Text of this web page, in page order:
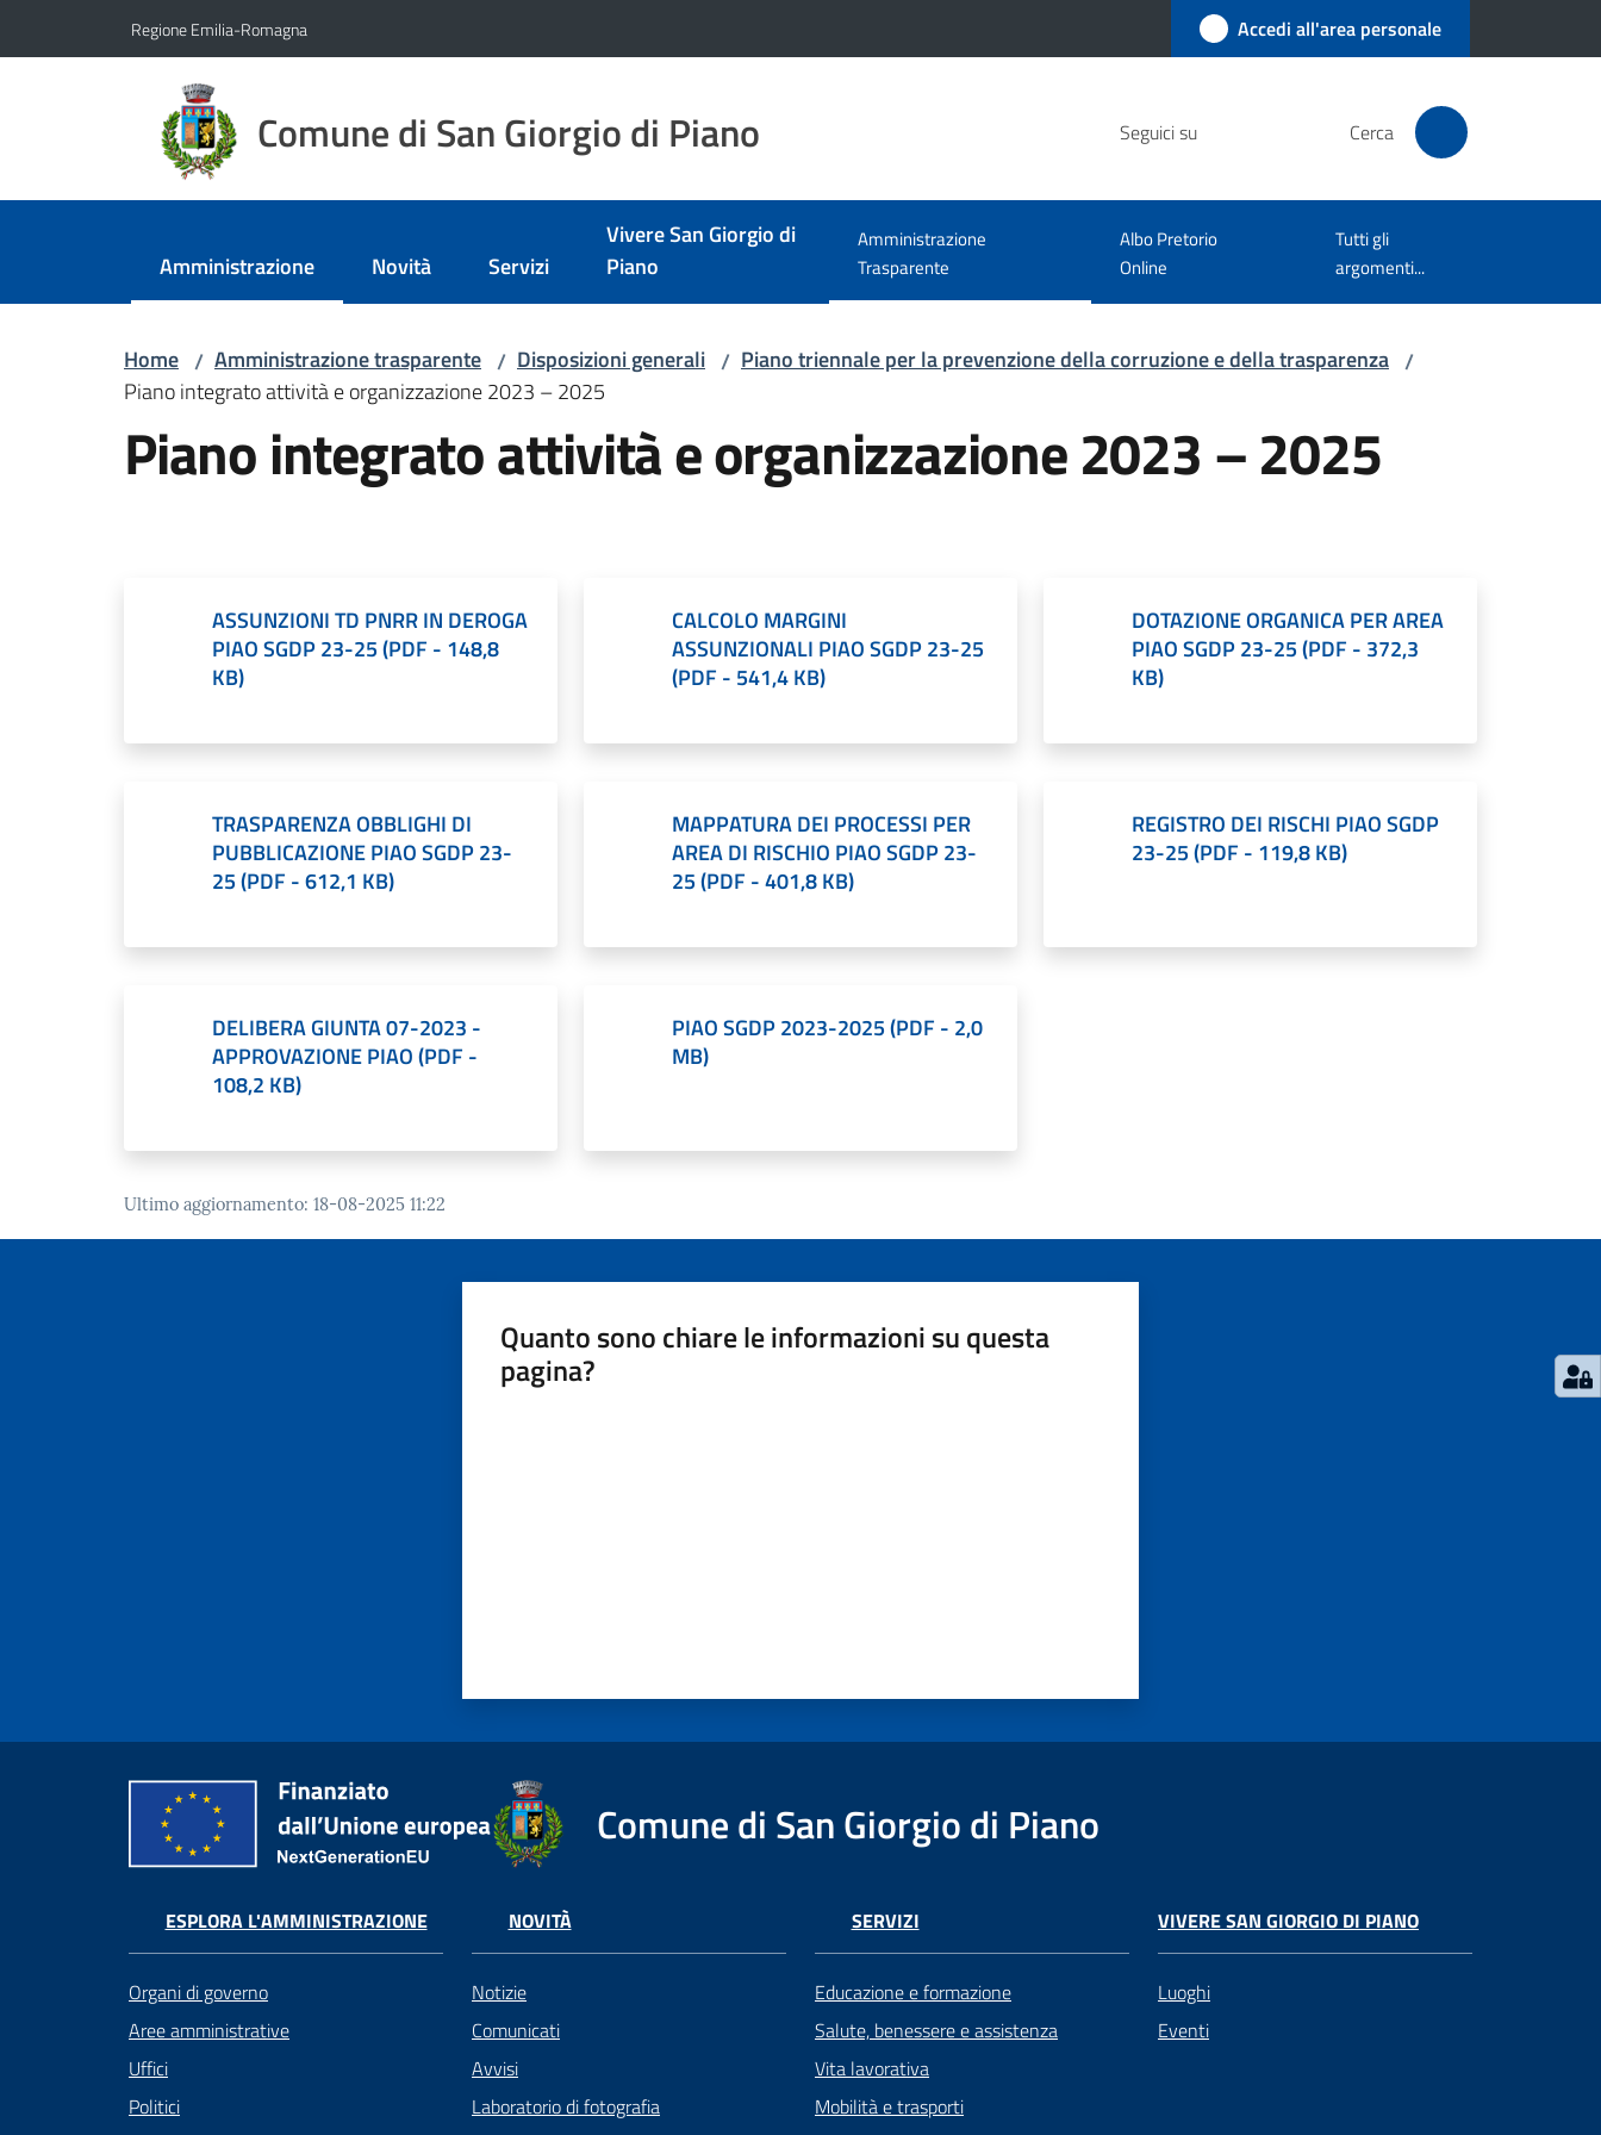
Regione Emilia-Romagna Accedi all'area personale
Comune di San Giorgio di Piano Seguici su Cerca
Amministrazione
Menu selezionato Novità Servizi
Vivere San Giorgio di
Piano
Amministrazione
Trasparente
Menu selezionato
Albo Pretorio
Online
Tutti gli
argomenti...
Home / Amministrazione trasparente / Disposizioni generali / Piano triennale per la prevenzione della corruzione e della trasparenza /
Piano integrato attività e organizzazione 2023 – 2025
Piano integrato attività e organizzazione 2023 – 2025
ASSUNZIONI TD PNRR IN DEROGA
PIAO SGDP 23-25(PDF - 148,8
KB)
CALCOLO MARGINI
ASSUNZIONALI PIAO SGDP 23-25
(PDF - 541,4 KB)
DOTAZIONE ORGANICA PER AREA
PIAO SGDP 23-25(PDF - 372,3
KB)
TRASPARENZA OBBLIGHI DI
PUBBLICAZIONE PIAO SGDP 23-
25(PDF -612,1 KB)
MAPPATURA DEI PROCESSI PER
AREA DI RISCHIO PIAO SGDP 23-
25(PDF -401,8 KB)
REGISTRO DEI RISCHI PIAO SGDP
23-25(PDF - 119,8 KB)
DELIBERA GIUNTA 07-2023 -
APPROVAZIONE PIAO(PDF -
108,2 KB)
PIAO SGDP 2023-2025(PDF - 2,0
MB)
Ultimo aggiornamento: 18-08-2025 11:22
Quanto sono chiare le informazioni su questa
pagina?
Comune di San Giorgio di Piano
ESPLORA L'AMMINISTRAZIONE
Organi di governo
Aree amministrative
Uffici
Politici
NOVITÀ
Notizie
Comunicati
Avvisi
Laboratorio di fotografia
SERVIZI
Educazione e formazione
Salute, benessere e assistenza
Vita lavorativa
Mobilità e trasporti
VIVERE SAN GIORGIO DI PIANO
Luoghi
Eventi